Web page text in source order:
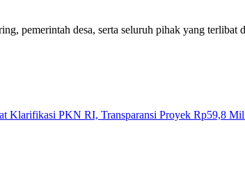
pemerintah desa, serta seluruh pihak yang
Klarifikasi PKN RI, Transparansi Proyek Rp59,8